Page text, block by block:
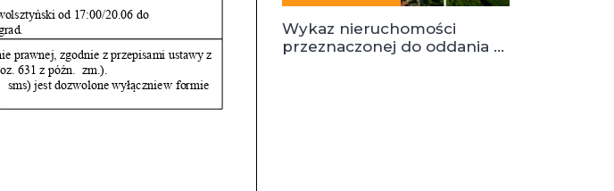
Wykaz nieruchomości
przeznaczonej do oddania w